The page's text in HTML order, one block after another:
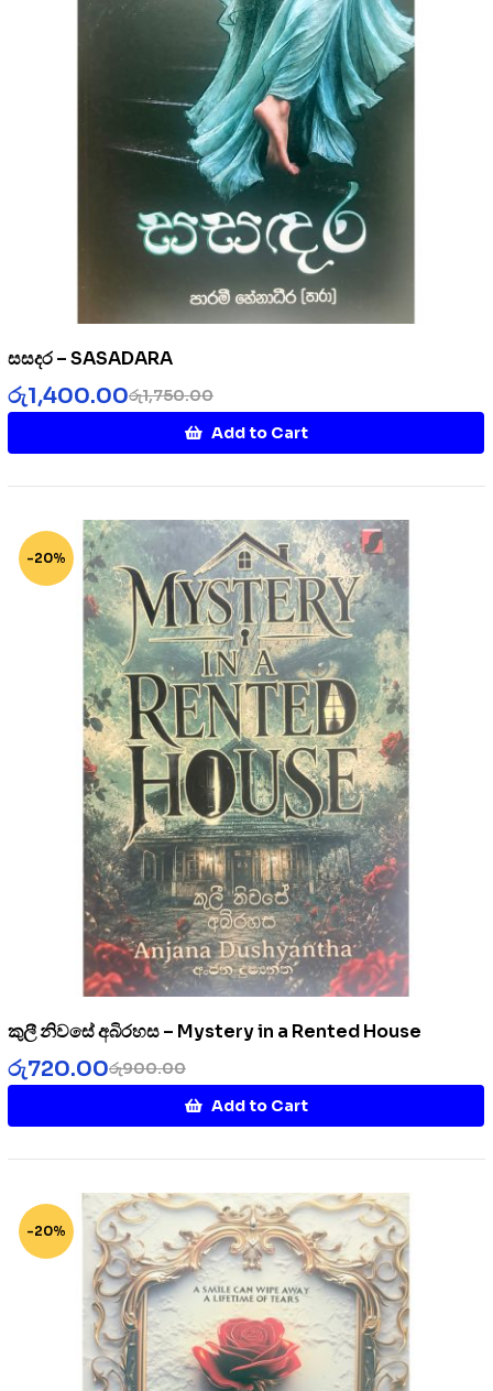
සසදර – SASADARA
රු1,750.00
රු1,400.00
Add to Cart
-20%
කුලී නිවසේ අබිරහස – Mystery in a Rented House
රු900.00
රු720.00
Add to Cart
-20%